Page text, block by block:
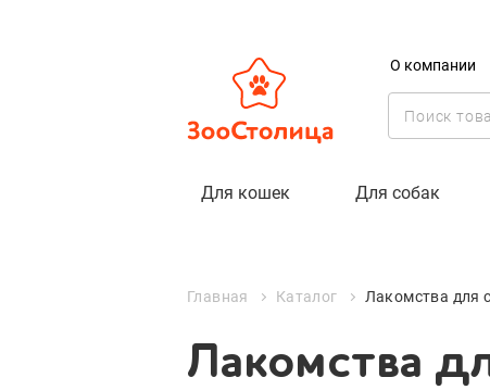
О компании
Для кошек Для собак
Главная Каталог Лакомства для
Лакомства
Лакомства
Цена